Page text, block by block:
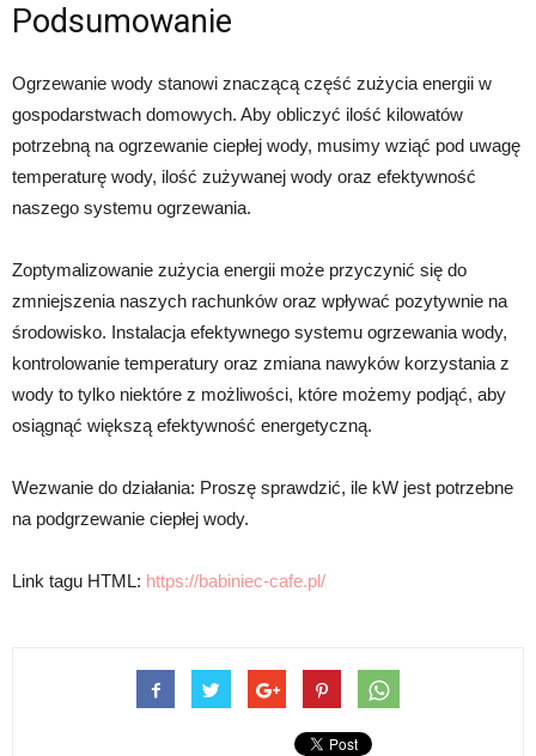
Podsumowanie
Ogrzewanie wody stanowi znaczącą część zużycia energii w
gospodarstwach domowych. Aby obliczyć ilość kilowatów
potrzebną na ogrzewanie ciepłej wody, musimy wziąć pod uwagę
temperaturę wody, ilość zużywanej wody oraz efektywność
naszego systemu ogrzewania.
Zoptymalizowanie zużycia energii może przyczynić się do
zmniejszenia naszych rachunków oraz wpływać pozytywnie na
środowisko. Instalacja efektywnego systemu ogrzewania wody,
kontrolowanie temperatury oraz zmiana nawyków korzystania z
wody to tylko niektóre z możliwości, które możemy podjąć, aby
osiągnąć większą efektywność energetyczną.
Wezwanie do działania: Proszę sprawdzić, ile kW jest potrzebne
na podgrzewanie ciepłej wody.
Link tagu HTML: https://babiniec-cafe.pl/